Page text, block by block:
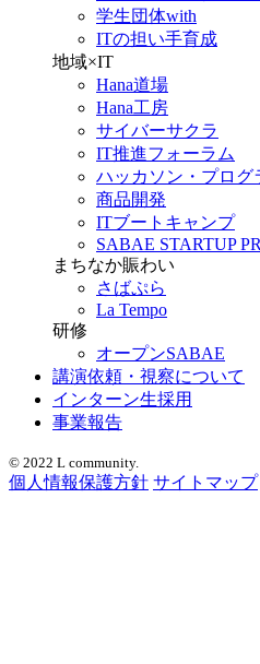
学生団体with
ITの担い手育成
地域×IT
Hana道場
Hana工房
サイバーサクラ
IT推進フォーラム
ハッカソン・プログ
商品開発
ITブートキャンプ
SABAE STARTUP
まちなか賑わい
さばぷら
La Tempo
研修
オープンSABAE
講演依頼・視察について
インターン生採用
事業報告
© 2022 L community.
個人情報保護方針 サイトマップ